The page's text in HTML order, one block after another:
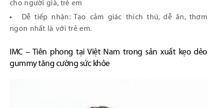
cho người già, trẻ em
Dễ tiếp nhận: Tạo cảm giác thích thú, dễ ăn, thơm
ngon nhất là với trẻ em.
IMC – Tiên phong tại Việt Nam trong sản xuất kẹo dẻo
gummy tăng cường sức khỏe